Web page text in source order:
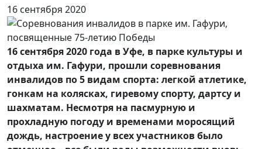
16 сентября 2020
16 сентября 2020 года в Уфе, в парке культуры и
отдыха им. Гафури, прошли соревнования
инвалидов по 5 видам спорта: легкой атлетике,
гонкам на колясках, гиревому спорту, дартсу и
шахматам. Несмотря на пасмурную и
прохладную погоду и временами моросящий
дождь, настроение у всех участников было